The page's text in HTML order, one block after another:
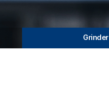
Grinder